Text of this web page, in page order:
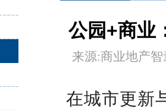
公园+商业
来源:商业地
在城市更新